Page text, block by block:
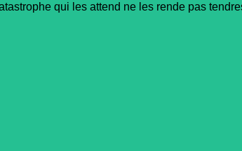
qui les attend ne les rende pas